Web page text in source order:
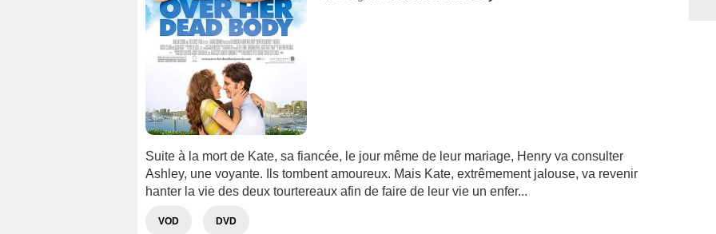
Suite à la mort de Kate, sa fiancée, le jour même de leur mariage, Henry va consulter
Ashley, une voyante. Ils tombent amoureux. Mais Kate, extrêmement jalouse, va revenir
hanter la vie des deux tourtereaux afin de faire de leur vie un enfer...
VOD DVD